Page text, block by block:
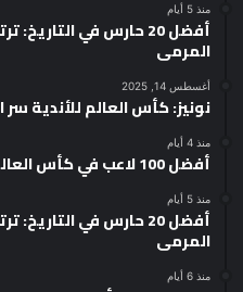
منذ 5 أيام
أفضل 20 حارس في
المرمى
أغسطس 14, 2025
نونيز: كأس العالم للأندية سر
منذ 4 أيام
أفضل 100 لاعب في كأس العالم 2026
منذ 5 أيام
أفضل 20 حارس في
المرمى
منذ 6 أيام